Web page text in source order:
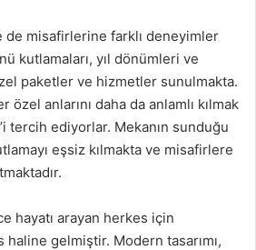
de misafirlerine farklı deneyimler
kutlamaları, yıl dönümleri ve
paketler ve hizmetler sunulmakta.
anlarını daha da anlamlı kılmak
tercih ediyorlar. Mekanın sunduğu
eşsiz kılmakta ve misafirlere
hayatı arayan herkes için
gelmiştir. Modern tasarımı,